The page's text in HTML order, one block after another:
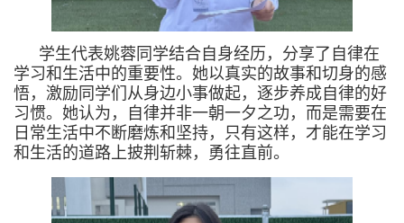
学生代表姚蓉同学结合自身经历，分享了自律在
学习和生活中的重要性。她以真实的故事和切身的感
悟，激励同学们从身边小事做起，逐步养成自律的好
习惯。她认为，自律并非一朝一夕之功，而是需要在
日常生活中不断磨炼和坚持，只有这样，才能在学习
和生活的道路上披荆斩棘，勇往直前。